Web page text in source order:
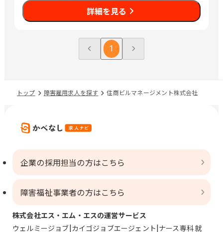
詳細を見る
1
トップ 障害雇用求人を探す 住商ビルマネージメント株式会社
企業の採用担当の方はこちら
障害福祉事業者の方はこちら
株式会社エス・エム・エスの運営サービス
ウェルミージョブ カイゴジョブエージェント ナース専科 就